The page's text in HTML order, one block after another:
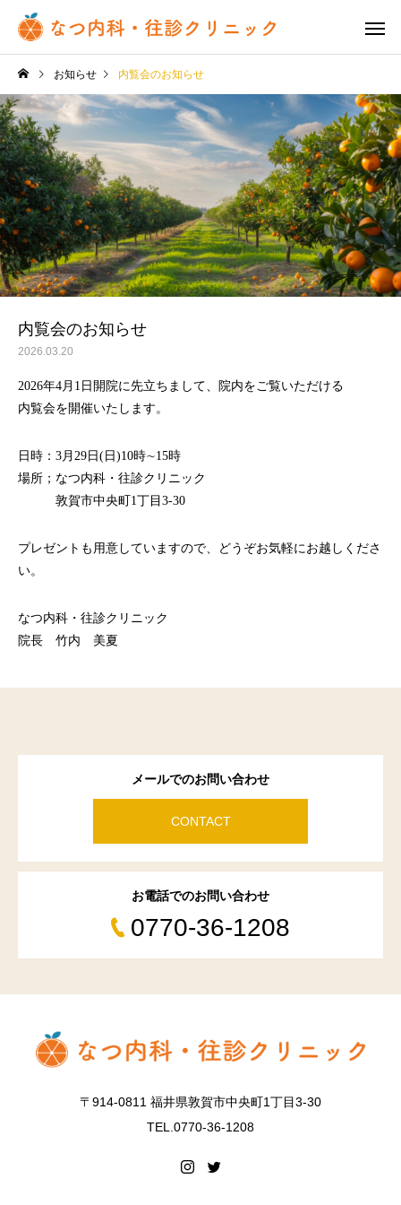
お知らせ 内覧会のお知らせ
内覧会のお知らせ
2026.03.20
2026年4月1日開院に先立ちまして、院内をご覧いただける
内覧会を開催いたします。
日時：3月29日(日)10時∼15時
場所；なつ内科・往診クリニック
敦賀市中央町1丁目3-30
プレゼントも用意していますので、どうぞお気軽にお越しくださ
い。
なつ内科・往診クリニック
院長 竹内 美夏
メールでのお問い合わせ
CONTACT
お電話でのお問い合わせ
0770-36-1208
〒914-0811 福井県敦賀市中央町1丁目3-30
TEL.0770-36-1208